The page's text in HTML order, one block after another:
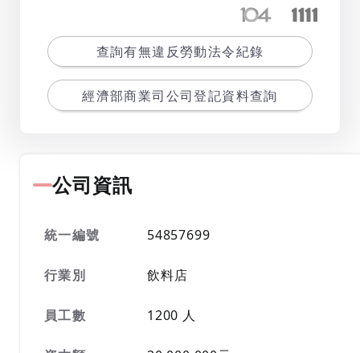
查詢有無違反勞動法令紀錄
經濟部商業司公司登記資料查詢
公司資訊
統一編號 54857699
行業別 飲料店
員工數 1200 人